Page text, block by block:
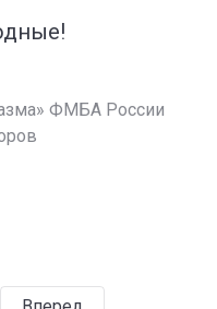
ФМБА России